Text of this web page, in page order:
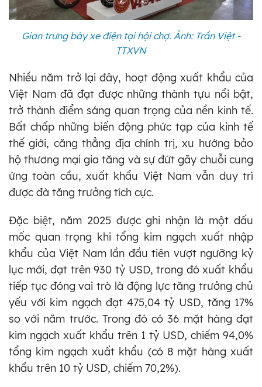
Gian trưng bày xe điện tại hội chợ. Ảnh: Trần Việt -
TTXVN
Nhiều năm trở lại đây, hoạt động xuất khẩu của
Việt Nam đã đạt được những thành tựu nổi bật,
trở thành điểm sáng quan trọng của nền kinh tế.
Bất chấp những biến động phức tạp của kinh tế
thế giới, căng thẳng địa chính trị, xu hướng bảo
hộ thương mại gia tăng và sự đứt gãy chuỗi cung
ứng toàn cầu, xuất khẩu Việt Nam vẫn duy trì
được đà tăng trưởng tích cực.
Đặc biệt, năm 2025 được ghi nhận là một dấu
mốc quan trọng khi tổng kim ngạch xuất nhập
khẩu của Việt Nam lần đầu tiên vượt ngưỡng kỷ
lục mới, đạt trên 930 tỷ USD, trong đó xuất khẩu
tiếp tục đóng vai trò là động lực tăng trưởng chủ
yếu với kim ngạch đạt 475,04 tỷ USD, tăng 17%
so với năm trước. Trong đó có 36 mặt hàng đạt
kim ngạch xuất khẩu trên 1 tỷ USD, chiếm 94,0%
tổng kim ngạch xuất khẩu (có 8 mặt hàng xuất
khẩu trên 10 tỷ USD, chiếm 70,2%).